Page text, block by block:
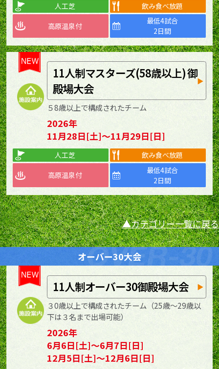
人工芝 飲み食べ放題
高原温泉付
最低4試合
2日間
11人制マスターズ(58歳以上) 御
殿場大会
５8歳以上で構成されたチーム
2026年
11月28日[土]～11月29日[日]
人工芝 飲み食べ放題
高原温泉付
最低4試合
2日間
カテゴリー一覧に戻る
オーバー30大会
11人制オーバー30御殿場大会
３0歳以上で構成されたチーム（25歳～29歳以
下は３名まで出場可能）
2026年
6月6日[土]～6月7日[日]
12月5日[土]～12月6日[日]